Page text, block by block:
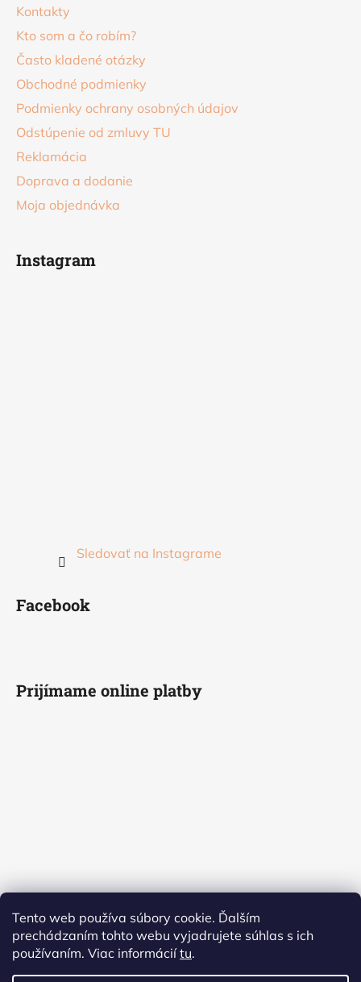
Tento web používa súbory cookie. Ďalším
prechádzaním tohto webu vyjadrujete súhlas s ich
používaním. Viac informáciítu.
Kontakty
Kto som a čo robím?
Často kladené otázky
Obchodné podmienky
Podmienky ochrany osobných údajov
Odstúpenie od zmluvy TU
Reklamácia
Doprava a dodanie
Moja objednávka
Instagram
Sledovať na Instagrame
Facebook
Prijímame online platby